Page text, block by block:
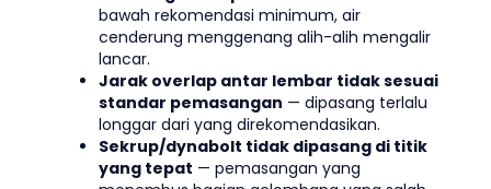
bawah rekomendasi minimum, air
cenderung menggenang alih-alih mengalir
lancar.
Jarak overlap antar lembar tidak sesuai
standar pemasangan — dipasang terlalu
longgar dari yang direkomendasikan.
Sekrup/dynabolt tidak dipasang di titik
yang tepat — pemasangan yang